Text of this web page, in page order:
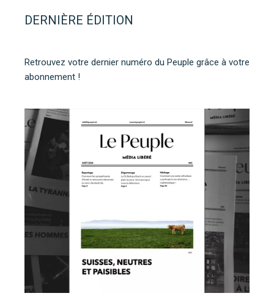
DERNIÈRE ÉDITION
Retrouvez votre dernier numéro du Peuple grâce à votre
abonnement !